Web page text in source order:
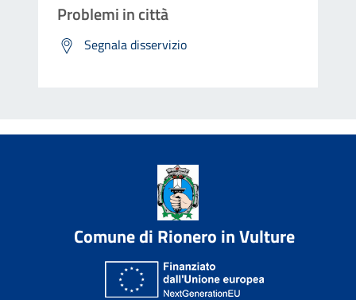
Problemi in città
Segnala disservizio
Comune di Rionero in Vulture